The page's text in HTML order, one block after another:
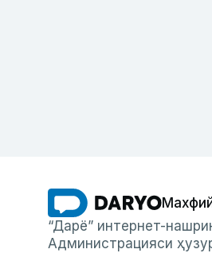
“Дарё” интернет-
Администрацияси